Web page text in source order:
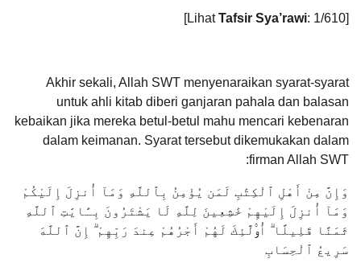
[Lihat
Tafsir Sya’rawi: 1/610]
Akhir sekali, Allah SWT menyenaraikan syarat-syarat
untuk ahli kitab diberi ganjaran pahala dan balasan
kebaikan jika mereka betul-betul mahu mencari kebenaran
dalam keimanan. Syarat tersebut dikemukakan dalam
firman Allah SWT:
وَإِنَّ مِنْ أَهْلِ ٱلْكِتَٰبِ لَمَن يُؤْمِنُ بِٱللَّهِ وَمَآ أُنزِلَ إِلَيْكُمْ
وَمَآ أُنزِلَ إِلَيْهِمْ خَٰشِعِينَ لِلَّهِ لَا يَشْتَرُونَ بِـَٔايَٰتِ ٱللَّهِ
ثَمَنًا قَلِيلًا ۗ أُو۟لَٰٓئِكَ لَهُمْ أَجْرُهُمْ عِندَ رَبِّهِمْ ۗ إِنَّ ٱللَّهَ
سَرِيعُ ٱلْحِسَابِ